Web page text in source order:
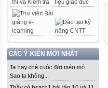
CÁC Ý KIẾN MỚI NHẤT
Ta hay chê cuộc đời méo mó
Sao ta không...